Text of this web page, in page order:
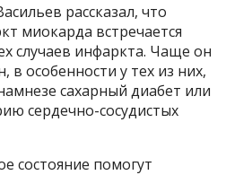
рассказал, что
миокарда встречается
случаев инфаркта. Чаще он
в особенности у тех из них,
сахарный диабет или
сердечно-сосудистых
состояние помогут